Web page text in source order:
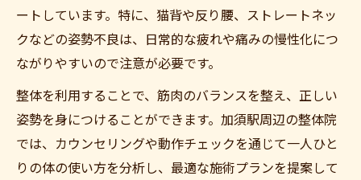
ートしています。特に、猫背や反り腰、ストレートネッ
クなどの姿勢不良は、日常的な疲れや痛みの慢性化につ
ながりやすいので注意が必要です。
整体を利用することで、筋肉のバランスを整え、正しい
姿勢を身につけることができます。加須駅周辺の整体院
では、カウンセリングや動作チェックを通じて一人ひと
りの体の使い方を分析し、最適な施術プランを提案して